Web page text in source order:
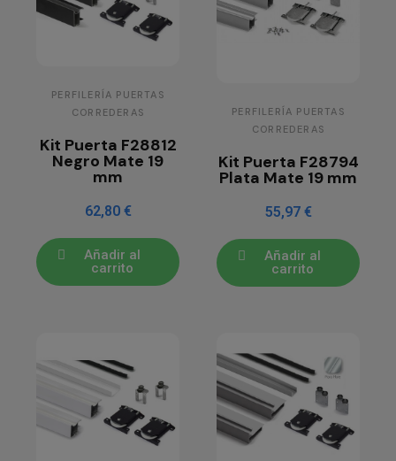
PERFILERÍA PUERTAS
CORREDERAS
Kit Puerta F28812
Negro Mate 19
mm
62,80 €
Añadir al
carrito
PERFILERÍA PUERTAS
CORREDERAS
Kit Puerta F28794
Plata Mate 19 mm
55,97 €
Añadir al
carrito